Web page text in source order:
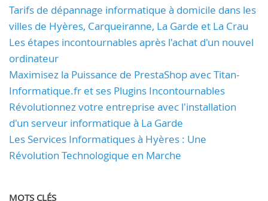
Tarifs de dépannage informatique à domicile dans les
villes de Hyères, Carqueiranne, La Garde et La Crau
Les étapes incontournables après l'achat d'un nouvel
ordinateur
Maximisez la Puissance de PrestaShop avec Titan-
Informatique.fr et ses Plugins Incontournables
Révolutionnez votre entreprise avec l'installation
d'un serveur informatique à La Garde
Les Services Informatiques à Hyères : Une
Révolution Technologique en Marche
MOTS CLÉS